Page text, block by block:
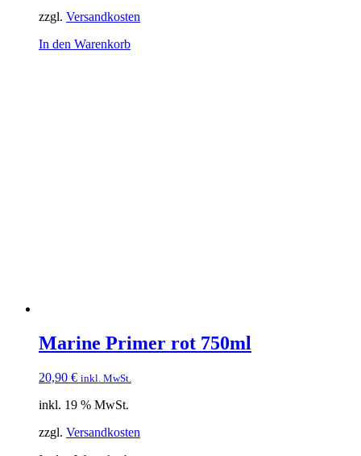
zzgl. Versandkosten
In den Warenkorb
Marine Primer rot 750ml
20,90 € inkl. MwSt.
inkl. 19 % MwSt.
zzgl. Versandkosten